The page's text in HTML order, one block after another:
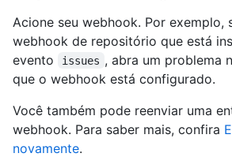
Acione seu webhook. Por exemplo,
webhook de repositório que está
evento
issues , abra um problema
que o webhook está configurado.
Você também pode reenviar uma
webhook. Para saber mais, confira
novamente.